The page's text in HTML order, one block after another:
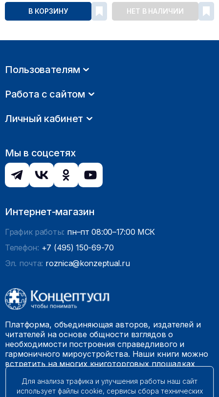
В КОРЗИНУ НЕТ В НАЛИЧИИ
Пользователям
Работа с сайтом
Личный кабинет
Мы в соцсетях
Интернет-магазин
График работы: пн–пт 08:00–17:00 МСК
Телефон: +7 (495) 150-69-70
Эл. почта: roznica@konzeptual.ru
Платформа, объединяющая авторов, издателей и
читателей на основе общности взглядов о
необходимости построения справедливого и
гармоничного мироустройства. Наши книги можно
встретить на многих книготорговых площадках
© 2009 – 2026. Все права защищены.
Для анализа трафика и улучшения работы наш сайт
использует файлы cookie, сервисы сбора технических